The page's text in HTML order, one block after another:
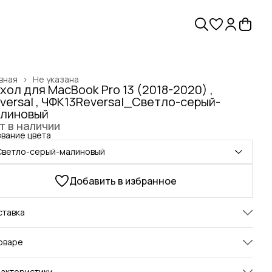
Не указана
›
для MacBook Pro 13 (2018-2020) ,
, ЧФК13Reversal_Светло-серый-
в наличии
цвета
серый-малиновый
Добавить в избранное
для ноутбука MacBook Pro 13 (2018-2020) изготовлен